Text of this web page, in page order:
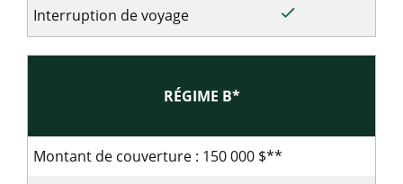
Interruption de voyage Inclus pour le
done
Régime B. Sommaire des garanties pour les
RÉGIME B*
Montant de couverture : 150 000 $**